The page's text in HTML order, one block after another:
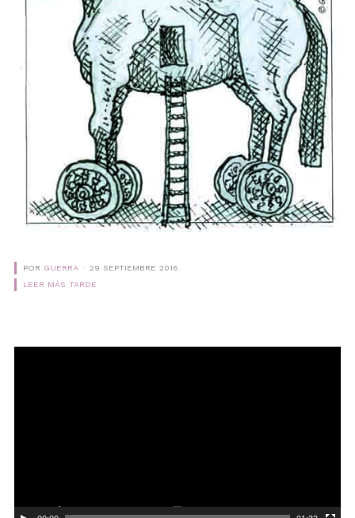
POR GUERRA
29 SEPTIEMBRE 2016
LEER MÁS TARDE